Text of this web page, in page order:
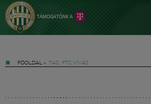
FŐOLDAL » TAG: FTC VÍVÁS